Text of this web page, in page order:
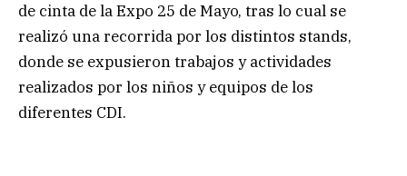
de cinta de la Expo 25 de Mayo, tras lo cual se
realizó una recorrida por los distintos stands,
donde se expusieron trabajos y actividades
realizados por los niños y equipos de los
diferentes CDI.